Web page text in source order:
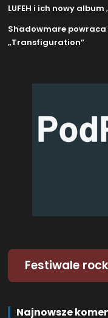
LUFEH i ich nowy
Shadowmare
„Transfiguration”
Festiwale
Najnowsze